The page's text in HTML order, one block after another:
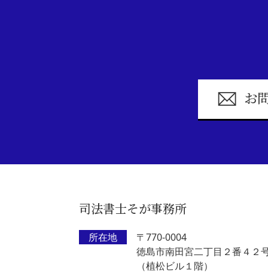
お
司法書士そが事務所
所在地
〒770-0004
徳島市南田宮二丁目２番４２
（植松ビル１階）